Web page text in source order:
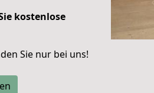
kostenlose
Sie nur bei uns!